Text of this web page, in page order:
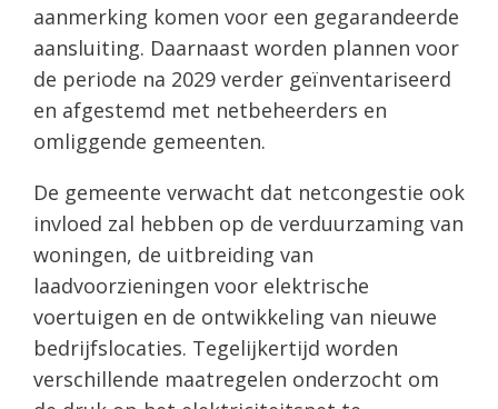
aanmerking komen voor een gegarandeerde
aansluiting. Daarnaast worden plannen voor
de periode na 2029 verder geïnventariseerd
en afgestemd met netbeheerders en
omliggende gemeenten.
De gemeente verwacht dat netcongestie ook
invloed zal hebben op de verduurzaming van
woningen, de uitbreiding van
laadvoorzieningen voor elektrische
voertuigen en de ontwikkeling van nieuwe
bedrijfslocaties. Tegelijkertijd worden
verschillende maatregelen onderzocht om